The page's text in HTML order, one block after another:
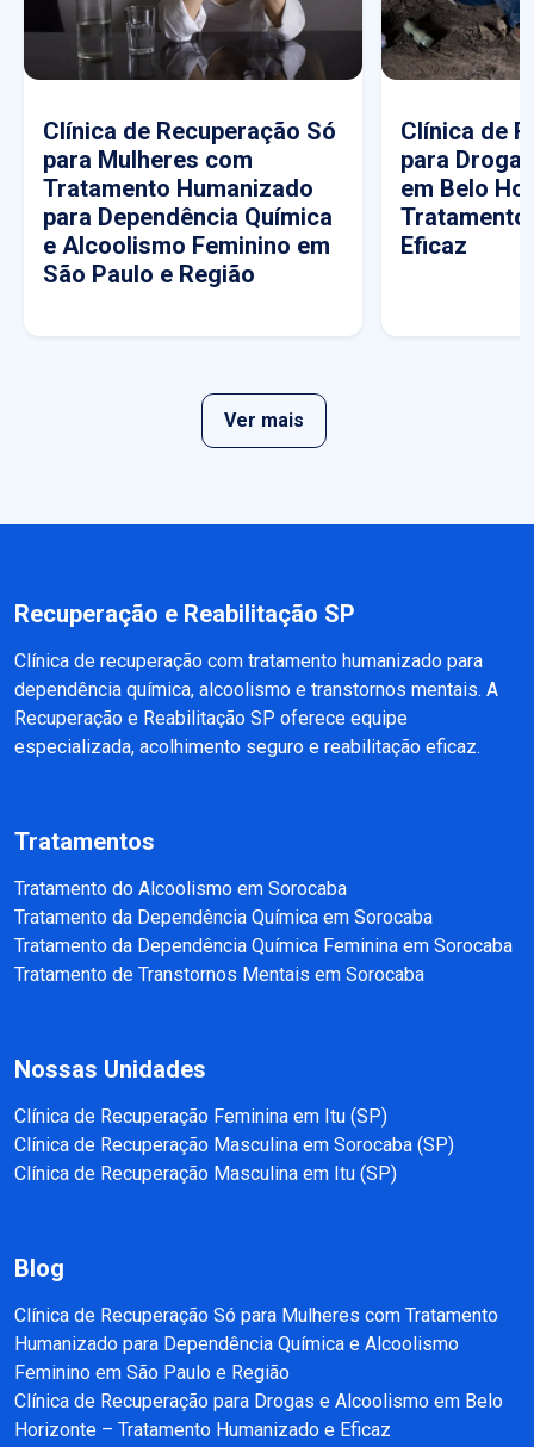
Clínica de Recuperação Só
para Mulheres com
Tratamento Humanizado
para Dependência Química
e Alcoolismo Feminino em
São Paulo e Região
Clínica de
para
em Belo
Tratamento
Eficaz
Ver mais
Recuperação e Reabilitação SP
Clínica de recuperação com tratamento humanizado para
dependência química, alcoolismo e transtornos mentais. A
Recuperação e Reabilitação SP oferece equipe
especializada, acolhimento seguro e reabilitação eficaz.
Tratamentos
Tratamento do Alcoolismo em Sorocaba
Tratamento da Dependência Química em Sorocaba
Tratamento da Dependência Química Feminina em Sorocaba
Tratamento de Transtornos Mentais em Sorocaba
Nossas Unidades
Clínica de Recuperação Feminina em Itu (SP)
Clínica de Recuperação Masculina em Sorocaba (SP)
Clínica de Recuperação Masculina em Itu (SP)
Blog
Clínica de Recuperação Só para Mulheres com Tratamento
Humanizado para Dependência Química e Alcoolismo
Feminino em São Paulo e Região
Clínica de Recuperação para Drogas e Alcoolismo em Belo
Horizonte – Tratamento Humanizado e Eficaz